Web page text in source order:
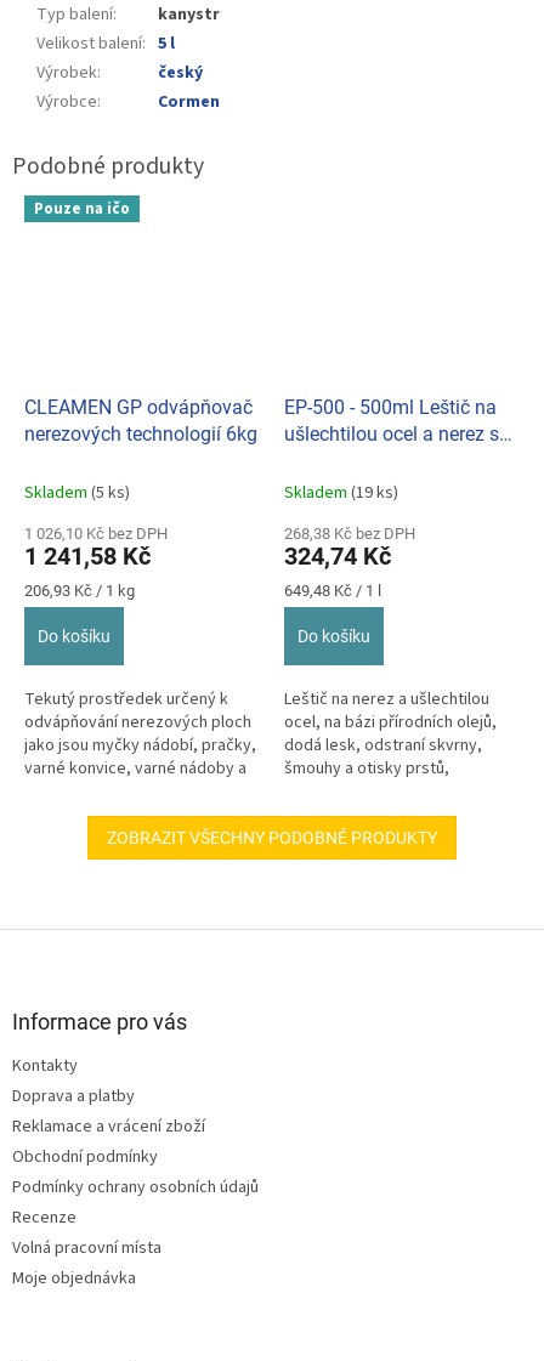
Typ balení:
kanystr
Velikost balení: 5 l
Výrobek:
český
Výrobce: Cormen
Pouze na ičo
CLEAMEN GP odvápňovač
nerezových technologií 6kg
Skladem (5 ks)
1 026,10 Kč bez DPH
1 241,58 Kč
Měrná
cena:
206,93 Kč / 1 kg
Do košíku
Tekutý prostředek určený k
odvápňování nerezových ploch
jako jsou myčky nádobí, pračky,
varné konvice, varné nádoby a
EP-500 - 500ml Leštič na
ušlechtilou ocel a nerez s
Skladem (19 ks)
268,38 Kč bez DPH
324,74 Kč
Měrná
cena:
649,48 Kč / 1 l
Do košíku
Leštič na nerez a ušlechtilou
ocel, na bázi přírodních olejů,
dodá lesk, odstraní skvrny,
šmouhy a otisky prstů,
ZOBRAZIT VŠECHNY PODOBNÉ PRODUKTY
Informace pro vás
Kontakty
Doprava a platby
Reklamace a vrácení zboží
Obchodní podmínky
Podmínky ochrany osobních údajů
Recenze
Volná pracovní místa
Moje objednávka